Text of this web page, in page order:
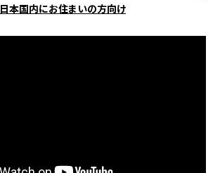
日本国内にお住まいの方向け